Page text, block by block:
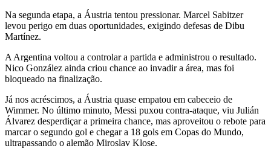
Na segunda etapa, a Áustria tentou pressionar. Marcel Sabitzer
levou perigo em duas oportunidades, exigindo defesas de Dibu
Martínez.
A Argentina voltou a controlar a partida e administrou o resultado.
Nico González ainda criou chance ao invadir a área, mas foi
bloqueado na finalização.
Já nos acréscimos, a Áustria quase empatou em cabeceio de
Wimmer. No último minuto, Messi puxou contra-ataque, viu Julián
Álvarez desperdiçar a primeira chance, mas aproveitou o rebote para
marcar o segundo gol e chegar a 18 gols em Copas do Mundo,
ultrapassando o alemão Miroslav Klose.